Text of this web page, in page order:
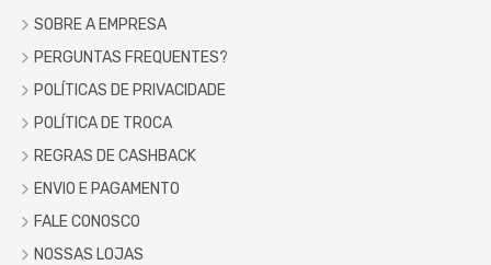
SOBRE A EMPRESA
PERGUNTAS FREQUENTES?
POLÍTICAS DE PRIVACIDADE
POLÍTICA DE TROCA
REGRAS DE CASHBACK
ENVIO E PAGAMENTO
FALE CONOSCO
NOSSAS LOJAS